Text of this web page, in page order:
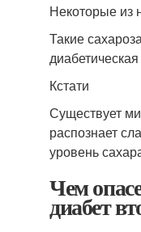
Некоторые из
Такие
Кстати
Существует
распознает
уровень
Чем
диабет